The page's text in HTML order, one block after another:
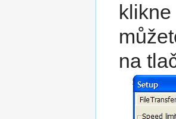
na